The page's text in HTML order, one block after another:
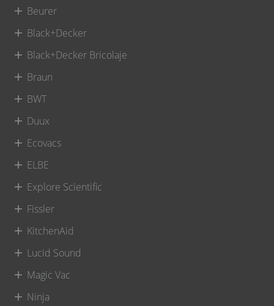
Beurer
Black+Decker
Black+Decker Bricolaje
Braun
BWT
Duux
Ecovacs
ELBE
Explore Scientific
Fissler
KitchenAid
Lucid Sound
Magic Vac
Ninja